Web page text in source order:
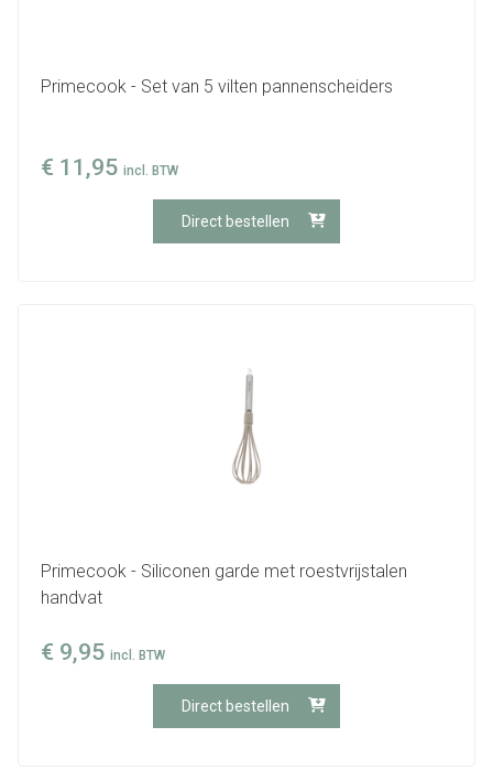
Primecook - Set van 5 vilten pannenscheiders
€ 11,95 incl. BTW
Direct bestellen
Primecook - Siliconen garde met roestvrijstalen
handvat
€ 9,95 incl. BTW
Direct bestellen